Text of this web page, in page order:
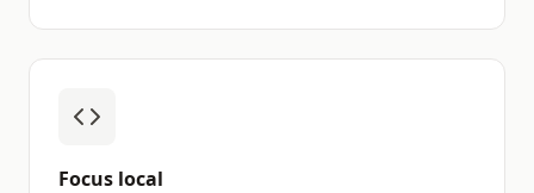
Focus local